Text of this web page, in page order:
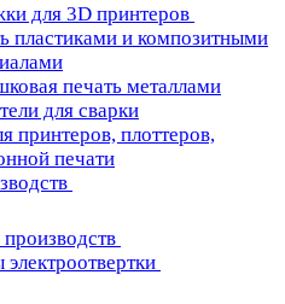
для 3D принтеров
пластиками и композитными
печать металлами
для сварки
принтеров, плоттеров,
печати